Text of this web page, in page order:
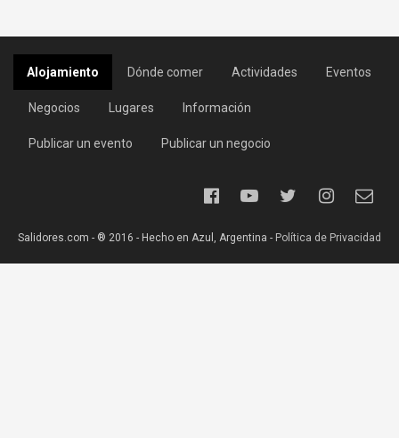
Alojamiento Dónde comer Actividades Eventos
Negocios Lugares Información
Publicar un evento Publicar un negocio
Salidores.com - ® 2016 - Hecho en Azul, Argentina - Política de Privacidad